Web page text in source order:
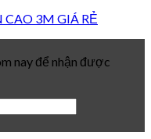
3M GIÁ RẺ
nay để nhận được